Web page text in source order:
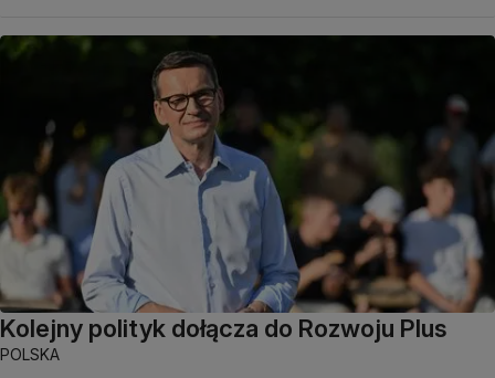
Kolejny polityk dołącza do Rozwoju Plus
POLSKA